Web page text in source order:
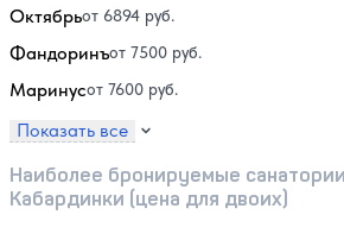
Октябрьот 6894 руб.
Фандоринъот 7500 руб.
Маринусот 7600 руб.
Показать все
Наиболее бронируемые
Кабардинки (цена для двоих)